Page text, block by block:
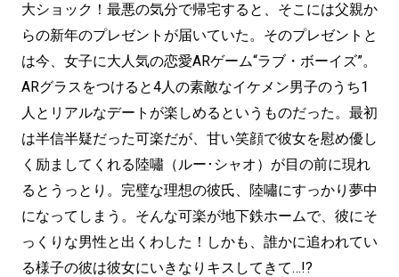
大ショック！最悪の気分で帰宅すると、そこには父親か
らの新年のプレゼントが届いていた。そのプレゼントと
は今、女子に大人気の恋愛ARゲーム“ラブ・ボーイズ”。
ARグラスをつけると4人の素敵なイケメン男子のうち1
人とリアルなデートが楽しめるというものだった。最初
は半信半疑だった可楽だが、甘い笑顔で彼女を慰め優し
く励ましてくれる陸嘯（ルー･シャオ）が目の前に現れ
るとうっとり。完璧な理想の彼氏、陸嘯にすっかり夢中
になってしまう。そんな可楽が地下鉄ホームで、彼にそ
っくりな男性と出くわした！しかも、誰かに追われてい
る様子の彼は彼女にいきなりキスしてきて…!?